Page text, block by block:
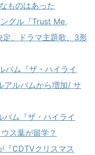
ものはあった
グル『Trust Me,
、ドラマ主題歌、3形
バム『ザ・ハイライ
アルバムから増加/ サ
ム『ザ・ハイライ
ス葉が留学？
『CDTVクリスマス